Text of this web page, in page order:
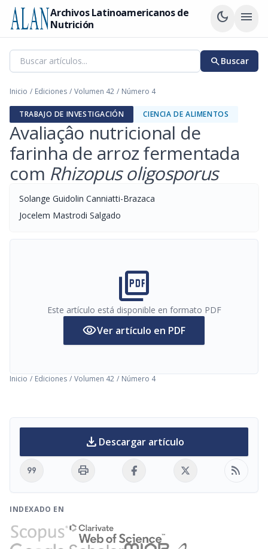
Archivos Latinoamericanos de
Nutrición
dark_mode menu
searchBuscar
Inicio / Ediciones / Volumen 42 / Número 4
TRABAJO DE INVESTIGACIÓN CIENCIA DE ALIMENTOS
Avaliaçâo nutricional de
farinha de arroz fermentada
com Rhizopus oligosporus
Solange Guidolin Canniatti-Brazaca
Jocelem Mastrodi Salgado
picture_as_pdf
Este artículo está disponible en formato PDF
visibilityVer artículo en PDF
Inicio / Ediciones / Volumen 42 / Número 4
download Descargar artículo
format_quote print rss_feed
INDEXADO EN